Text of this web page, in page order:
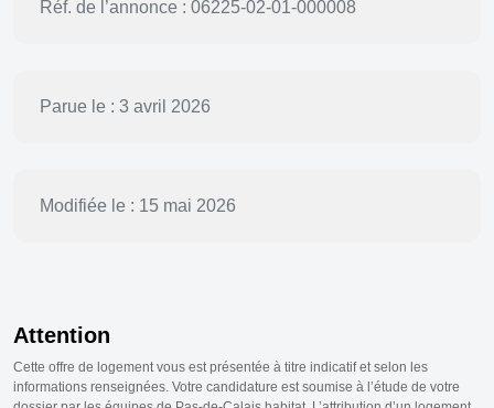
Réf. de l’annonce : 06225-02-01-000008
Parue le : 3 avril 2026
Modifiée le : 15 mai 2026
Attention
Cette offre de logement vous est présentée à titre indicatif et selon les
informations renseignées. Votre candidature est soumise à l’étude de votre